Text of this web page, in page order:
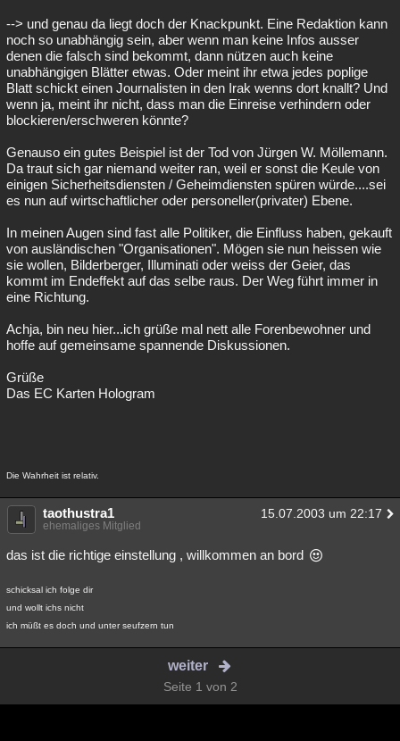
--> und genau da liegt doch der Knackpunkt. Eine Redaktion kann
noch so unabhängig sein, aber wenn man keine Infos ausser
denen die falsch sind bekommt, dann nützen auch keine
unabhängigen Blätter etwas. Oder meint ihr etwa jedes poplige
Blatt schickt einen Journalisten in den Irak wenns dort knallt? Und
wenn ja, meint ihr nicht, dass man die Einreise verhindern oder
blockieren/erschweren könnte?
Genauso ein gutes Beispiel ist der Tod von Jürgen W. Möllemann.
Da traut sich gar niemand weiter ran, weil er sonst die Keule von
einigen Sicherheitsdiensten / Geheimdiensten spüren würde....sei
es nun auf wirtschaftlicher oder personeller(privater) Ebene.
In meinen Augen sind fast alle Politiker, die Einfluss haben, gekauft
von ausländischen "Organisationen". Mögen sie nun heissen wie
sie wollen, Bilderberger, Illuminati oder weiss der Geier, das
kommt im Endeffekt auf das selbe raus. Der Weg führt immer in
eine Richtung.
Achja, bin neu hier...ich grüße mal nett alle Forenbewohner und
hoffe auf gemeinsame spannende Diskussionen.
Grüße
Das EC Karten Hologram
Die Wahrheit ist relativ.
taothustra1 15.07.2003 um 22:17
ehemaliges Mitglied
das ist die richtige einstellung , willkommen an bord
schicksal ich folge dir
und wollt ichs nicht
ich müßt es doch und unter seufzern tun
weiter
Seite 1 von 2